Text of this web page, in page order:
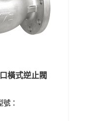
橫式逆止閥
：